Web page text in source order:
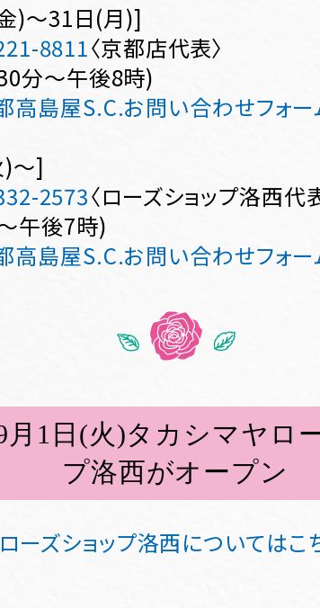
)～31日(月)]
8811〈京都店代表〉
分～午後8時)
高島屋S.C.お問い合わせフォー
～]
2573〈ローズショップ洛西代
午後7時)
高島屋S.C.お問い合わせフォー
月1日(火)タカシマヤロ
プ洛西がオープン
ーズショップ洛西についてはこ